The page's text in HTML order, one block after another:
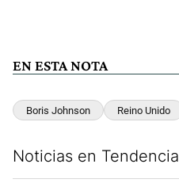
EN ESTA NOTA
Boris Johnson Reino Unido
Noticias en Tendencia